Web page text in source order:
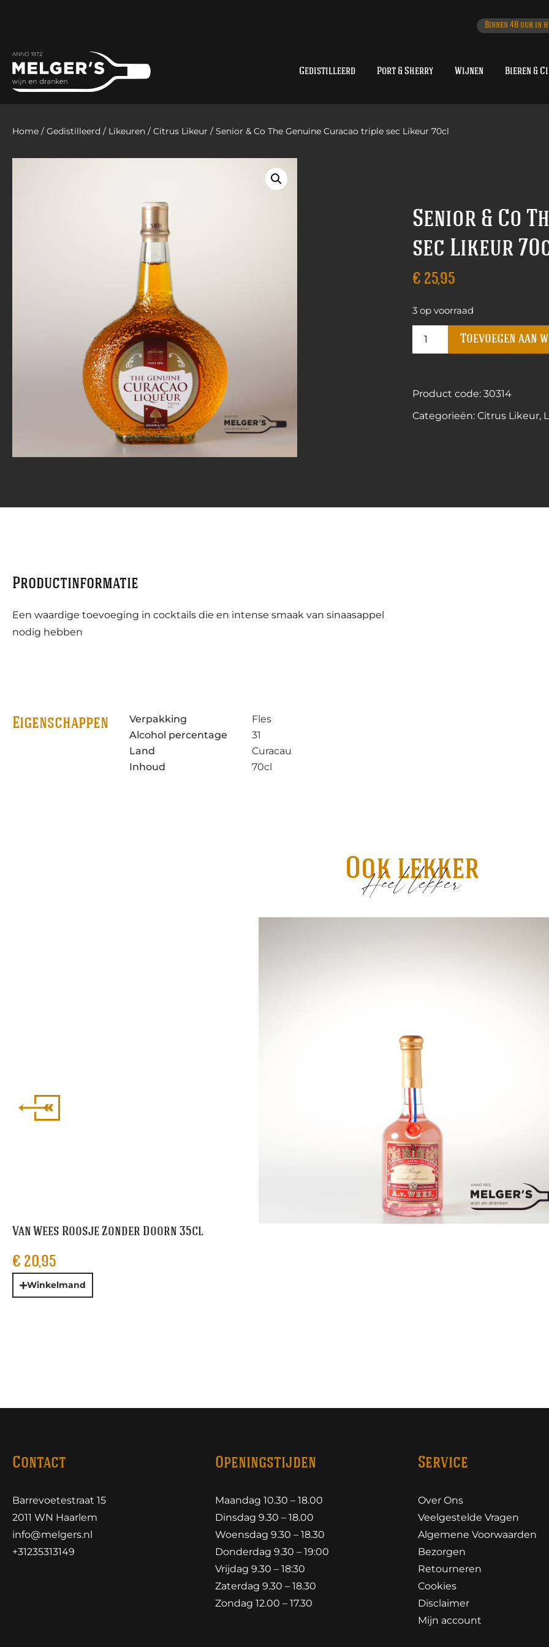
Binnen 48 uur in
Gedistilleerd Port & Sherry Wijnen Bieren &
Home / Gedistilleerd / Likeuren / Citrus Likeur / Senior & Co The Genuine Curacao triple sec Likeur 70cl
Senior & Co
sec Likeur
€ 25,95
3 op voorraad
Toevoegen aan
Product code: 30314
Categorieën:Citrus Likeur,
Productinformatie
Een waardige toevoeging in cocktails die en intense smaak van sinaasappel
nodig hebben
Eigenschappen Verpakking
Fles
Alcohol percentage
31
Land
Curacau
Inhoud
70cl
Ook lekker
Heel lekker
Van Wees Roosje Zonder Doorn 35cl
€ 20,95
Winkelmand
Contact
Barrevoetestraat 15
2011 WN Haarlem
info@melgers.nl
+31235313149
Openingstijden
Maandag 10.30 – 18.00
Dinsdag 9.30 – 18.00
Woensdag 9.30 – 18.30
Donderdag 9.30 – 19:00
Vrijdag 9.30 – 18:30
Zaterdag 9.30 – 18.30
Zondag 12.00 – 17.30
Service
Over Ons
Veelgestelde Vragen
Algemene Voorwaarden
Bezorgen
Retourneren
Cookies
Disclaimer
Mijn account